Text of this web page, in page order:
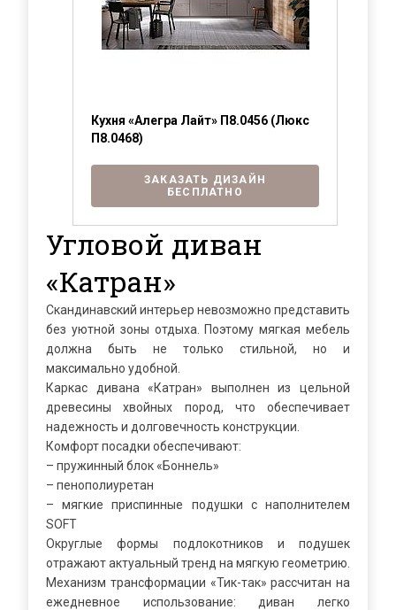
Кухня «Алегра Лайт» П8.0456 (Люкс
П8.0468)
ЗАКАЗАТЬ ДИЗАЙН
БЕСПЛАТНО
Угловой диван
«Катран»
Скандинавский интерьер невозможно представить
без уютной зоны отдыха. Поэтому мягкая мебель
должна быть не только стильной, но и
максимально удобной.
Каркас дивана «Катран» выполнен из цельной
древесины хвойных пород, что обеспечивает
надежность и долговечность конструкции.
Комфорт посадки обеспечивают:
– пружинный блок «Боннель»
– пенополиуретан
– мягкие приспинные подушки с наполнителем
SOFT
Округлые формы подлокотников и подушек
отражают актуальный тренд на мягкую геометрию.
Механизм трансформации «Тик-так» рассчитан на
ежедневное использование: диван легко